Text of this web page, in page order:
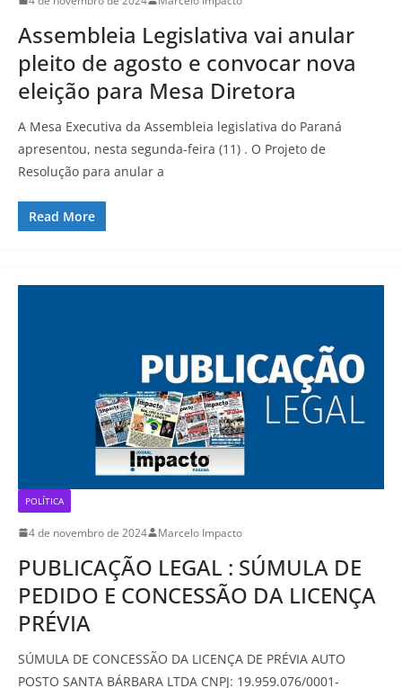
Assembleia Legislativa vai anular
pleito de agosto e convocar nova
eleição para Mesa Diretora
A Mesa Executiva da Assembleia legislativa do Paraná
apresentou, nesta segunda-feira (11) . O Projeto de
Resolução para anular a
Read More
POLÍTICA
4 de novembro de 2024 Marcelo Impacto
PUBLICAÇÃO LEGAL : SÚMULA DE
PEDIDO E CONCESSÃO DA LICENÇA
PRÉVIA
SÚMULA DE CONCESSÃO DA LICENÇA DE PRÉVIA AUTO
POSTO SANTA BÁRBARA LTDA CNPJ: 19.959.076/0001-